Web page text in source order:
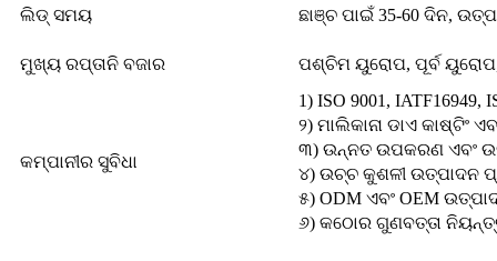
ଲିଡ୍ ସମୟ ଛାଞ୍ଚ ପାଇଁ 35-60 ଦିନ,
ମୁଖ୍ୟ ରପ୍ତାନି ବଜାର ପଶ୍ଚିମ ୟୁରୋପ, ପୂର୍ବ
କମ୍ପାନୀର ସୁବିଧା
1) ISO 9001, IATF16949,
୨) ମାଲିକାନା ଡାଏ କାଷ୍ଟିଂ
୩) ଉନ୍ନତ ଉପକରଣ ଏବଂ
୪) ଉଚ୍ଚ କୁଶଳୀ ଉତ୍ପାଦନ
୫) ODM ଏବଂ OEM
୬) କଠୋର ଗୁଣବତ୍ତା